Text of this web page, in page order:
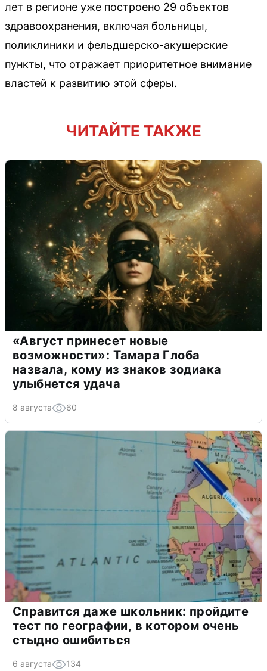
лет в регионе уже построено 29 объектов
здравоохранения, включая больницы,
поликлиники и фельдшерско-акушерские
пункты, что отражает приоритетное внимание
властей к развитию этой сферы.
ЧИТАЙТЕ ТАКЖЕ
«Август принесет новые
возможности»: Тамара Глоба
назвала, кому из знаков зодиака
улыбнется удача
8 августа 60
Справится даже школьник: пройдите
тест по географии, в котором очень
стыдно ошибиться
6 августа 134